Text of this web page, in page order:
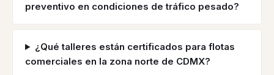
preventivo en condiciones de tráfico pesado?
¿Qué talleres están certificados para flotas
comerciales en la zona norte de CDMX?